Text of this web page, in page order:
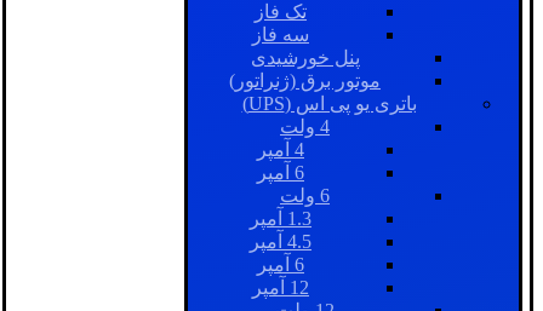
تک فاز
سه فاز
پنل خورشیدی
موتور برق (ژنراتور)
باتری یو پی اس (UPS)
4 ولت
4 آمپر
6 آمپر
6 ولت
1.3 آمپر
4.5 آمپر
6 آمپر
12 آمپر